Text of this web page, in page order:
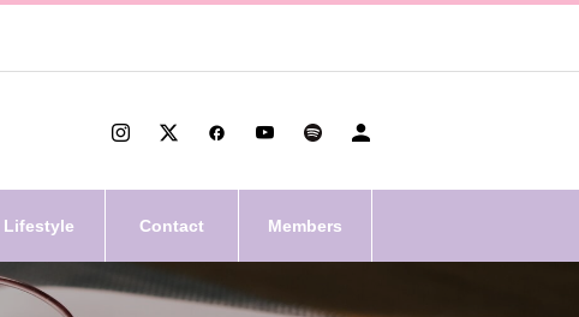
Lifestyle Contact Members